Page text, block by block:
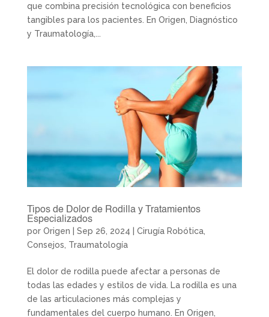
que combina precisión tecnológica con beneficios
tangibles para los pacientes. En Origen, Diagnóstico
y Traumatología,...
Tipos de Dolor de Rodilla y Tratamientos
Especializados
por Origen Sep 26, 2024 Cirugía Robótica,
Consejos Traumatología
El dolor de rodilla puede afectar a personas de
todas las edades y estilos de vida. La rodilla es una
de las articulaciones más complejas y
fundamentales del cuerpo humano. En Origen,